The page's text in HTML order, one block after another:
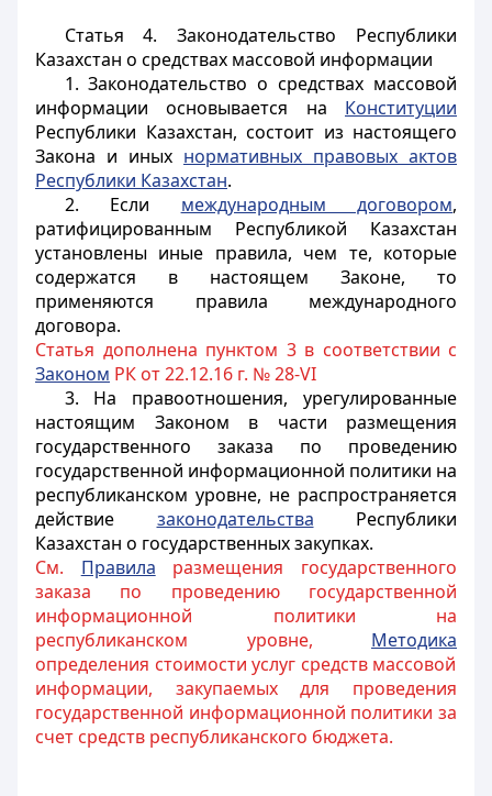
Статья 4. Законодательство Республики
Казахстан о средствах массовой информации
1. Законодательство о средствах массовой
информации основывается на Конституции
Республики Казахстан, состоит из настоящего
Закона и иных нормативных правовых актов
Республики Казахстан.
2. Если международным договором,
ратифицированным Республикой Казахстан
установлены иные правила, чем те, которые
содержатся в настоящем Законе, то
применяются правила международного
договора.
Статья дополнена пунктом 3 в соответствии с
Законом РК от 22.12.16 г. № 28-VI
3. На правоотношения, урегулированные
настоящим Законом в части размещения
государственного заказа по проведению
государственной информационной политики на
республиканском уровне, не распространяется
действие законодательства Республики
Казахстан о государственных закупках.
См. Правила размещения государственного
заказа по проведению государственной
информационной политики на
республиканском уровне, Методика
определения стоимости услуг средств массовой
информации, закупаемых для проведения
государственной информационной политики за
счет средств республиканского бюджета.